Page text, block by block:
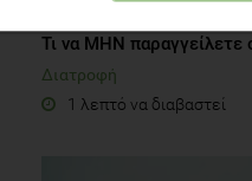
Τι να ΜΗΝ παραγγείλετε
Διατροφή
1 λεπτό να διαβαστεί